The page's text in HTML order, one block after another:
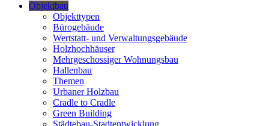
Objektbau
Objekttypen
Bürogebäude
Wertstatt- und Verwaltungsgebäude
Holzhochhäuser
Mehrgeschossiger Wohnungsbau
Hallenbau
Themen
Urbaner Holzbau
Cradle to Cradle
Green Building
Städtebau-Stadtentwicklung